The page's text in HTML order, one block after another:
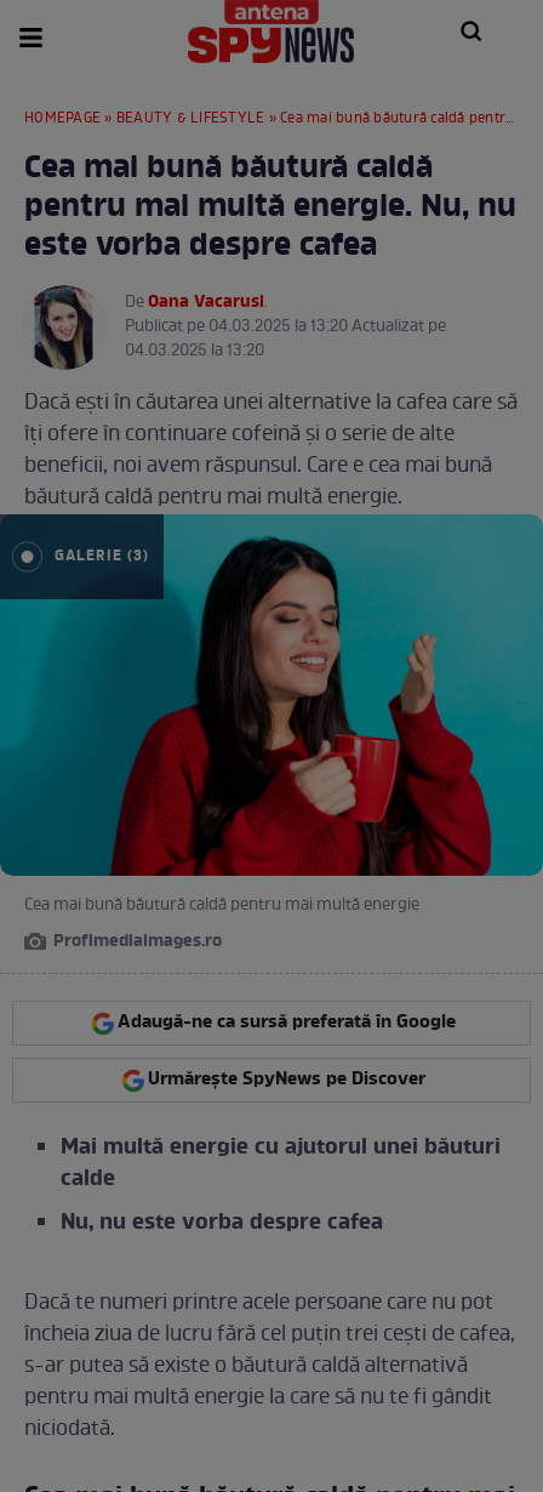
HOMEPAGE » BEAUTY & LIFESTYLE » Cea mai bună băutură caldă pentru mai multă energie. Nu, nu este vorba despre cafea
Cea mai bună băutură caldă
pentru mai multă energie. Nu, nu
este vorba despre cafea
DeOana Vacarusi.
Publicat pe 04.03.2025 la 13:20 Actualizat pe
04.03.2025 la 13:20
Dacă ești în căutarea unei alternative la cafea care să
îți ofere în continuare cofeină și o serie de alte
beneficii, noi avem răspunsul. Care e cea mai bună
băutură caldă pentru mai multă energie.
GALERIE (3)
Cea mai bună băutură caldă pentru mai multă energie
Profimediaimages.ro
Adaugă-ne ca sursă preferată în Google
Urmărește SpyNews pe Discover
Mai multă energie cu ajutorul unei băuturi
calde
Nu, nu este vorba despre cafea
Dacă te numeri printre acele persoane care nu pot
încheia ziua de lucru fără cel puțin trei cești de cafea,
s-ar putea să existe o băutură caldă alternativă
pentru mai multă energie la care să nu te fi gândit
niciodată.